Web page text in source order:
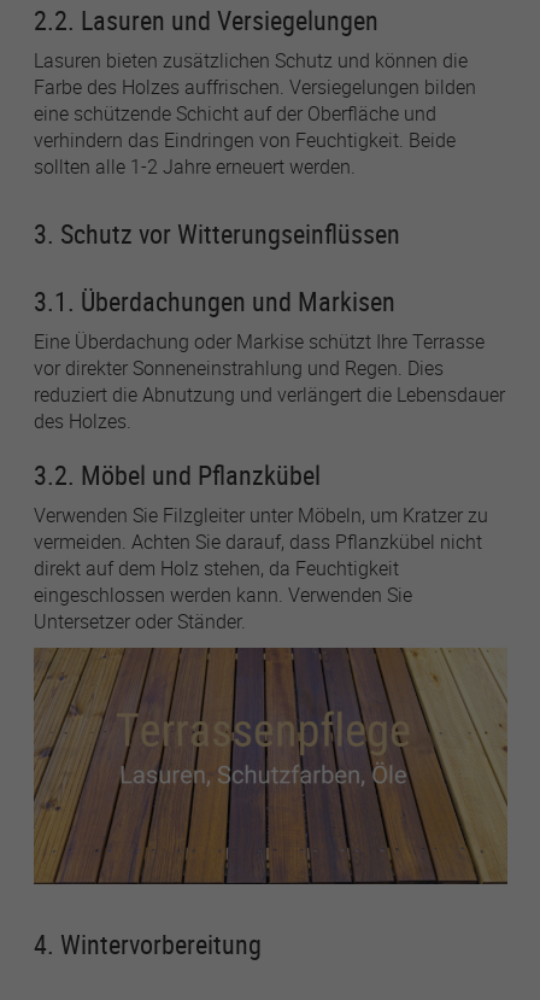
2.2. Lasuren und Versiegelungen
Lasuren bieten zusätzlichen Schutz und können die
Farbe des Holzes auffrischen. Versiegelungen bilden
eine schützende Schicht auf der Oberfläche und
verhindern das Eindringen von Feuchtigkeit. Beide
sollten alle 1-2 Jahre erneuert werden.
3. Schutz vor Witterungseinflüssen
3.1. Überdachungen und Markisen
Eine Überdachung oder Markise schützt Ihre Terrasse
vor direkter Sonneneinstrahlung und Regen. Dies
reduziert die Abnutzung und verlängert die Lebensdauer
des Holzes.
3.2. Möbel und Pflanzkübel
Verwenden Sie Filzgleiter unter Möbeln, um Kratzer zu
vermeiden. Achten Sie darauf, dass Pflanzkübel nicht
direkt auf dem Holz stehen, da Feuchtigkeit
eingeschlossen werden kann. Verwenden Sie
Untersetzer oder Ständer.
4. Wintervorbereitung